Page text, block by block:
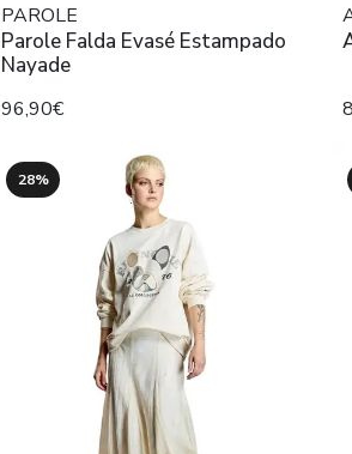
PAROLE
Parole Falda Evasé Estampado
Nayade
96,90€
28%